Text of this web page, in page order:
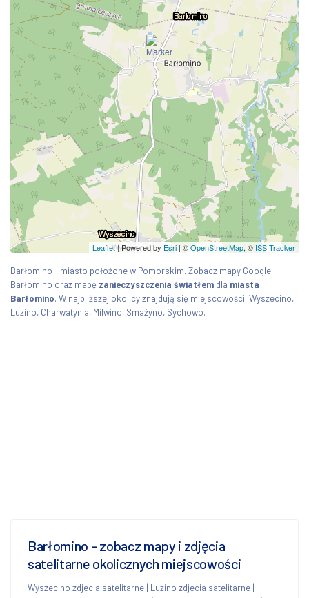
Leaflet| Powered by Esri | ©OpenStreetMap, © ISS Tracker
Barłomino - miasto położone w Pomorskim. Zobacz mapy Google
Barłomino oraz mapę zanieczyszczenia światłem dla miasta
Barłomino. W najbliższej okolicy znajdują się miejscowości: Wyszecino,
Luzino, Charwatynia, Milwino, Smażyno, Sychowo.
Barłomino - zobacz mapy i zdjęcia
satelitarne okolicznych miejscowości
Wyszecino zdjecia satelitarne | Luzino zdjecia satelitarne |